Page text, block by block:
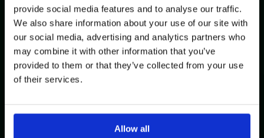
provide social media features and to analyse our traffic.
We also share information about your use of our site with
our social media, advertising and analytics partners who
may combine it with other information that you’ve
provided to them or that they’ve collected from your use
of their services.
Allow all
Έχω διαβάσει και αποδέχομαι τους όρους χρήσης και την
πολιτική προστασίας δεδομένων.
ΕΓΓΡΑΦΗ